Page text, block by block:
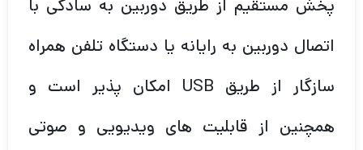
پخش مستقیم از طریق دوربین به سادگی با
اتصال دوربین به رایانه یا دستگاه تلفن همراه
سازگار از طریق USB امکان پذیر است و
همچنین از قابلیت های ویدیویی و صوتی